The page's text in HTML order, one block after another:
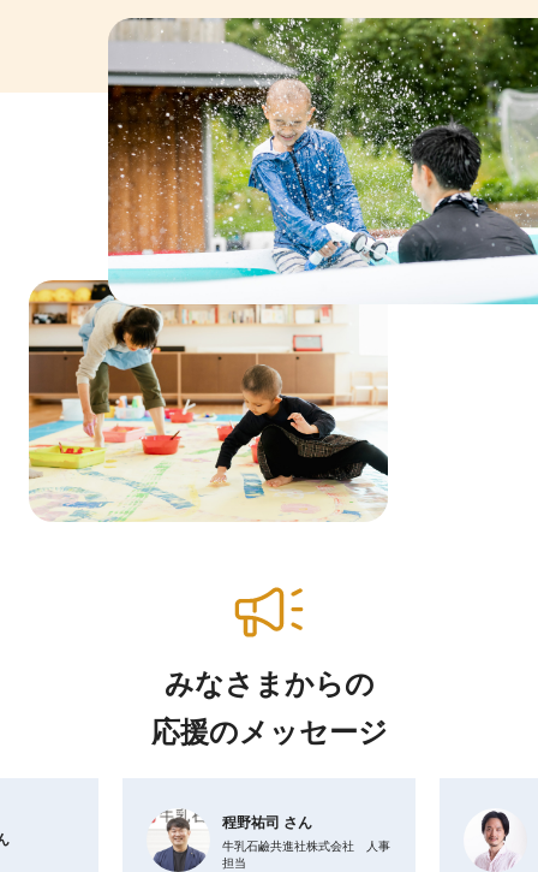
みなさまからの
応援のメッセージ
程野祐司 さん
牛乳石鹼共進社株式会社 人事
担当